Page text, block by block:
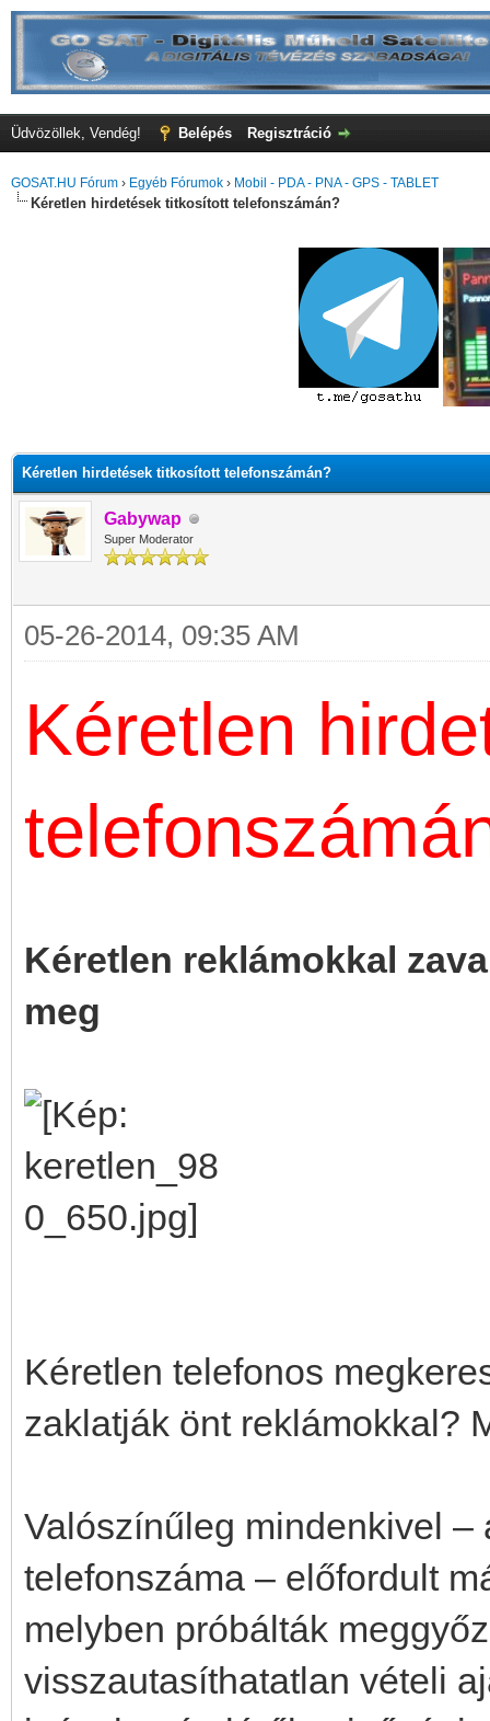
Üdvözöllek, Vendég! Belépés Regisztráció
GOSAT.HU Fórum › Egyéb Fórumok › Mobil - PDA - PNA - GPS - TABLET
Kéretlen hirdetések titkosított telefonszámán?
Kéretlen hirdetések titkosított telefonszámán?
Gabywap
Super Moderator
05-26-2014, 09:35 AM
Kéretlen
Kéretlen reklámokkal
meg
Kéretlen telefonos
zaklatják önt reklámokkal?
Valószínűleg mindenkivel
telefonszáma – előfordult
melyben próbálták
visszautasíthatatlan vételi